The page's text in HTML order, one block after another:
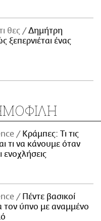
θες
Δημήτρη
ξεπερνιέται ένας
Κράμπες: Τι τις
τι να κάνουμε όταν
ενοχλήσεις
Πέντε βασικοί
τον ύπνο με αναμμένο